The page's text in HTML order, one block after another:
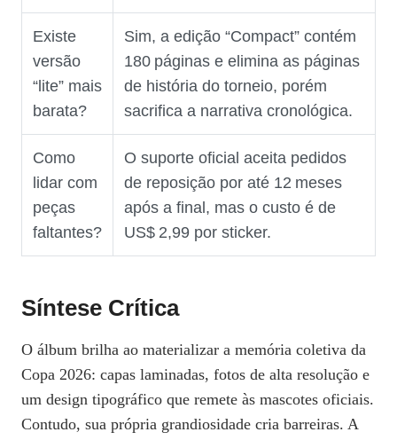
Existe
versão
“lite” mais
barata?
Sim, a edição “Compact” contém
180 páginas e elimina as páginas
de história do torneio, porém
sacrifica a narrativa cronológica.
Como
lidar com
peças
faltantes?
O suporte oficial aceita pedidos
de reposição por até 12 meses
após a final, mas o custo é de
US$ 2,99 por sticker.
Síntese Crítica
O álbum brilha ao materializar a memória coletiva da
Copa 2026: capas laminadas, fotos de alta resolução e
um design tipográfico que remete às mascotes oficiais.
Contudo, sua própria grandiosidade cria barreiras. A